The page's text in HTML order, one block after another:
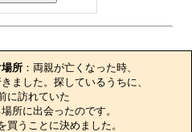
所 ：両親が亡くなった時、
ました。探しているうちに、
に訪れていた
所に出会ったのです。
買うことに決めました。